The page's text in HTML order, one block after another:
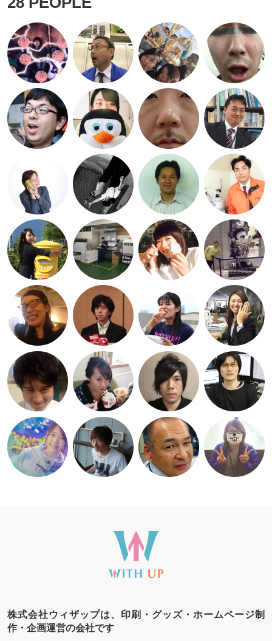
株式会社ウィザップは、印刷・グッズ・ホームページ制
作・企画運営の会社です